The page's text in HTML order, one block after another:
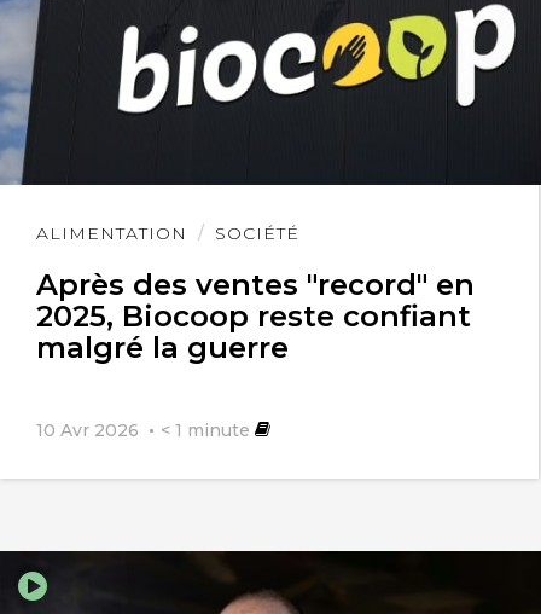
ALIMENTATION SOCIÉTÉ
Après des ventes "record" en
2025, Biocoop reste confiant
malgré la guerre
10 Avr 2026 < 1 minute
Lire